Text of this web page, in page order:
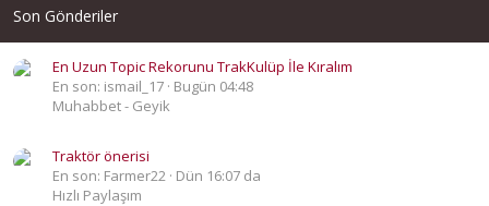
Son Gönderiler
En Uzun Topic Rekorunu TrakKulüp İle Kıralım
En son: ismail_17 Bugün 04:48
Muhabbet - Geyik
Traktör önerisi
En son: Farmer22 Dün 16:07 da
Hızlı Paylaşım